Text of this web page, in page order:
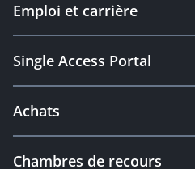
Emploi et carrière
Single Access Portal
Achats
Chambres de recours